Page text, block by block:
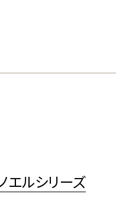
ルシリーズ